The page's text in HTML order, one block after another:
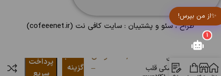
طراح ، سئو و پشتیبان : سایت کافی نت (cofeeenet.ir)
نیم ست
سواروسکی قلب
۵۴۵,۰۰۰
تومان
–
انتخاب
گزینه
پرداخت
✨از من بپرس!
1